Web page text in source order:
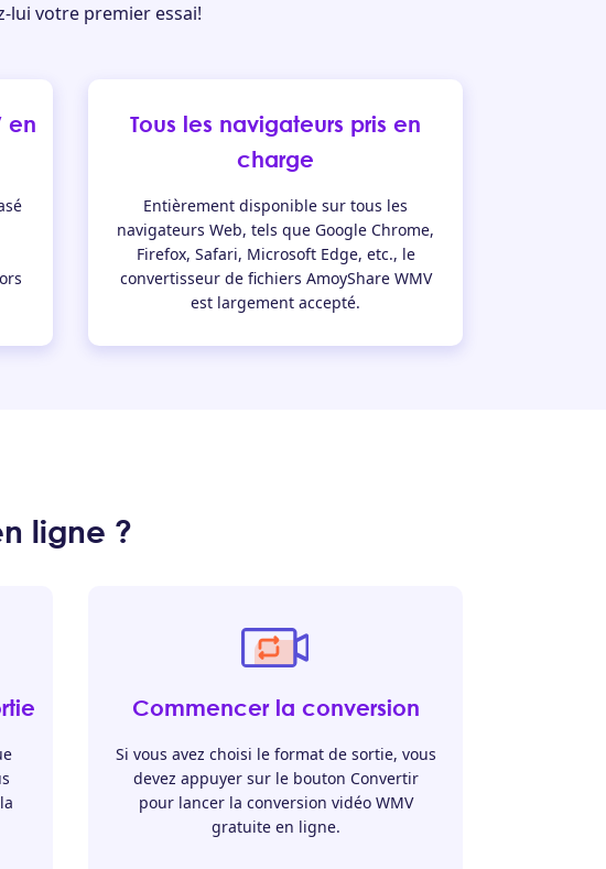
lui votre premier essai!
en
Tous les navigateurs pris en
charge
Entièrement disponible sur tous les
navigateurs Web, tels que Google Chrome,
Firefox, Safari, Microsoft Edge, etc., le
convertisseur de fichiers AmoyShare WMV
est largement accepté.
ligne ?
Commencer la conversion
Si vous avez choisi le format de sortie, vous
devez appuyer sur le bouton Convertir
pour lancer la conversion vidéo WMV
gratuite en ligne.